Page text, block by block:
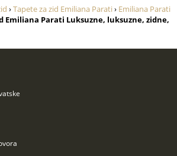
›Tapete za zid Emiliana Parati› Emiliana Parati
Emiliana Parati Luksuzne, luksuzne, zidne,